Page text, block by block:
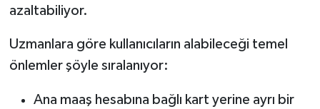
azaltabiliyor.
Uzmanlara göre kullanıcıların alabileceği temel
önlemler şöyle sıralanıyor:
Ana maaş hesabına bağlı kart yerine ayrı bir